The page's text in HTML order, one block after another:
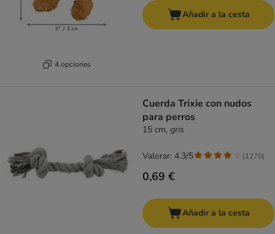
4 opciones
Añadir a la cesta
Cuerda Trixie con nudos
para perros
15 cm, gris
0,69 €
Valorar: 4.3/5 (1270)
Añadir a la cesta